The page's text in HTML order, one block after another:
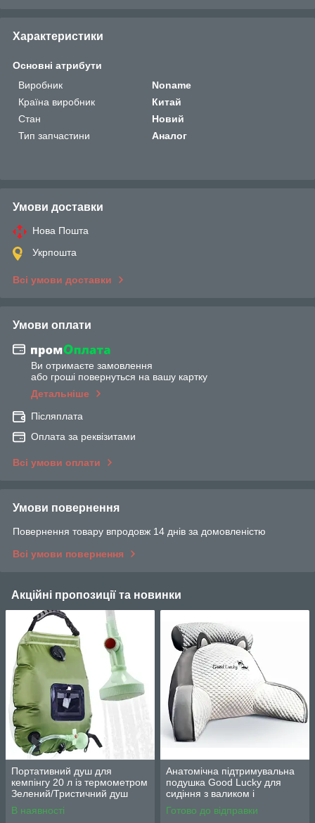
Характеристики
Основні атрибути
Виробник
Noname
Країна виробник
Китай
Стан
Новий
Тип запчастини
Аналог
Умови доставки
Нова Пошта
Укрпошта
Всі умови доставки
Умови оплати
Ви отримаєте замовлення
або гроші повернуться на вашу картку
Детальніше
Післяплата
Оплата за реквізитами
Всі умови оплати
Умови повернення
Повернення товару впродовж 14 днів за домовленістю
Всі умови повернення
Акційні пропозиції та новинки
Портативний душ для
кемпінгу 20 л із термометром
Зелений/Тристичний душ
переносний з лійкою/
Польовий душ сумка
В наявності
Анатомічна підтримувальна
подушка Good Lucky для
сидіння з валиком і
підлокітниками
Готово до відправки